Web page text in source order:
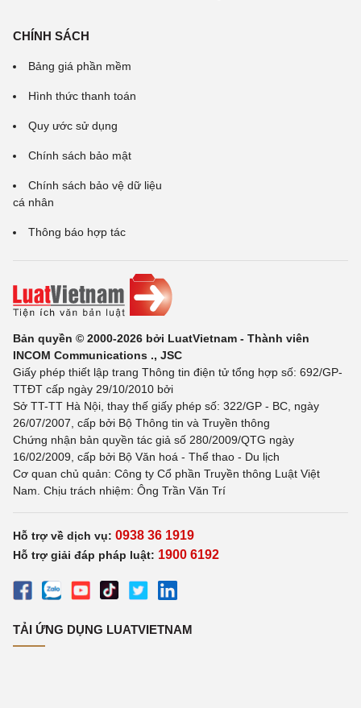
CHÍNH SÁCH
Bảng giá phần mềm
Hình thức thanh toán
Quy ước sử dụng
Chính sách bảo mật
Chính sách bảo vệ dữ liệu
cá nhân
Thông báo hợp tác
Bản quyền © 2000-2026 bởi LuatVietnam - Thành viên
INCOM Communications ., JSC
Giấy phép thiết lập trang Thông tin điện tử tổng hợp số: 692/GP-
TTĐT cấp ngày 29/10/2010 bởi
Sở TT-TT Hà Nội, thay thế giấy phép số: 322/GP - BC, ngày
26/07/2007, cấp bởi Bộ Thông tin và Truyền thông
Chứng nhận bản quyền tác giả số 280/2009/QTG ngày
16/02/2009, cấp bởi Bộ Văn hoá - Thể thao - Du lịch
Cơ quan chủ quản: Công ty Cổ phần Truyền thông Luật Việt
Nam. Chịu trách nhiệm: Ông Trần Văn Trí
Hỗ trợ về dịch vụ: 0938 36 1919
Hỗ trợ giải đáp pháp luật: 1900 6192
TẢI ỨNG DỤNG LUATVIETNAM